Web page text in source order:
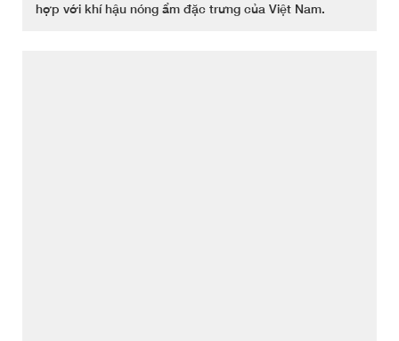
hợp với khí hậu nóng ẩm đặc trưng của Việt Nam.